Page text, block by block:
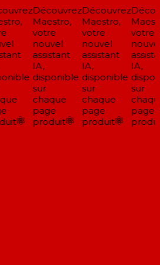
Découvrez
Maestro,
votre
nouvel
assistant
IA,
disponible
sur
chaque
page
produit
Découvrez
Maestro,
votre
nouvel
assistant
IA,
disponible
sur
chaque
page
produit
votre
nouvel
IA,
sur
page
produit